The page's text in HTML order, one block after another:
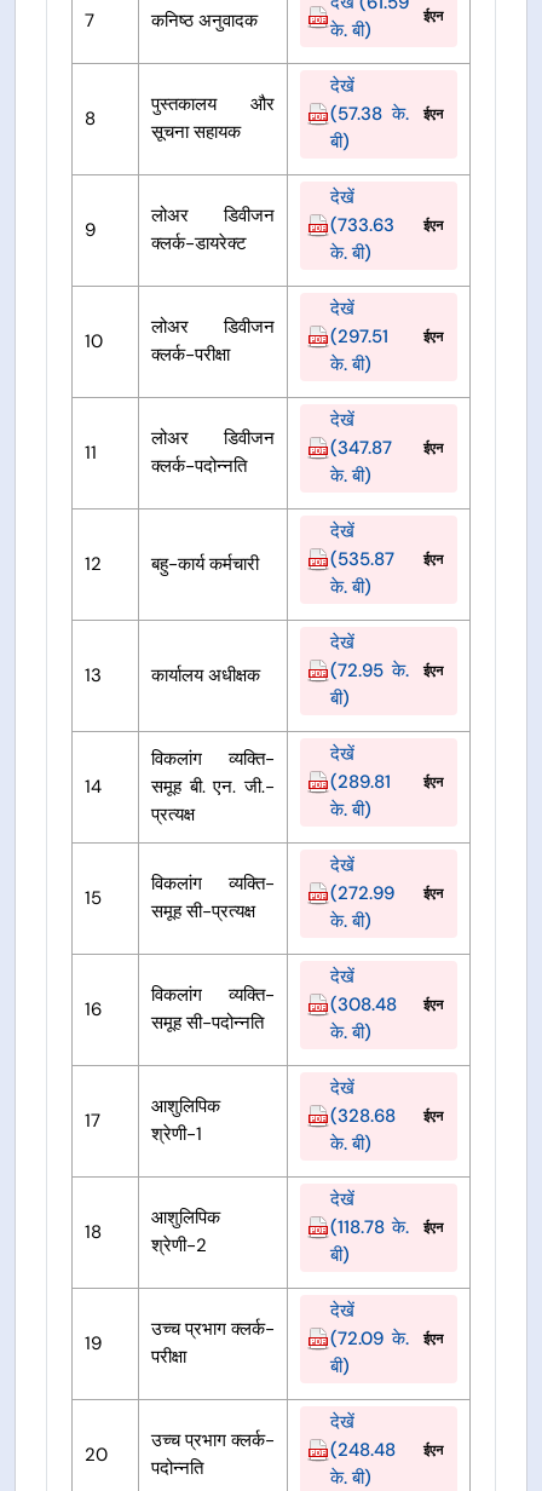
7 कनिष्ठ अनुवादक
के. बी)
ईएन
8
पुस्तकालय और
सूचना सहायक
देखें
(57.38 के.
बी)
ईएन
9
लोअर डिवीजन
क्लर्क-डायरेक्ट
देखें
(733.63
के. बी)
ईएन
10
लोअर डिवीजन
क्लर्क-परीक्षा
देखें
(297.51
के. बी)
ईएन
11
लोअर डिवीजन
क्लर्क-पदोन्नति
देखें
(347.87
के. बी)
ईएन
12 बहु-कार्य कर्मचारी
देखें
(535.87
के. बी)
ईएन
13 कार्यालय अधीक्षक
देखें
(72.95 के.
बी)
ईएन
14
विकलांग व्यक्ति-
समूह बी. एन. जी.-
प्रत्यक्ष
देखें
(289.81
के. बी)
ईएन
15
विकलांग व्यक्ति-
समूह सी-प्रत्यक्ष
देखें
(272.99
के. बी)
ईएन
16
विकलांग व्यक्ति-
समूह सी-पदोन्नति
देखें
(308.48
के. बी)
ईएन
17
आशुलिपिक
श्रेणी-1
देखें
(328.68
के. बी)
ईएन
18
आशुलिपिक
श्रेणी-2
देखें
(118.78 के.
बी)
ईएन
19
उच्च प्रभाग क्लर्क-
परीक्षा
देखें
(72.09 के.
बी)
ईएन
20
उच्च प्रभाग क्लर्क-
पदोन्नति
देखें
(248.48
के. बी)
ईएन